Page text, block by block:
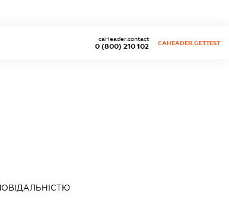
0 (800) 210 102
caHeader.contact
CAHEADER.GETTEST